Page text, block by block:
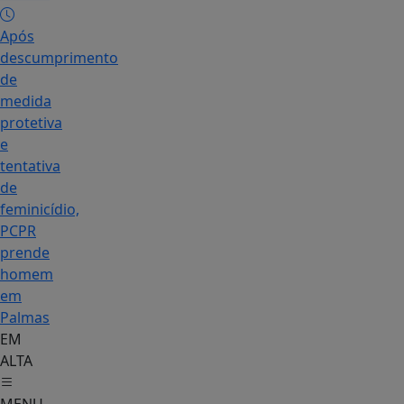
Após
descumprimento
de
medida
protetiva
e
tentativa
de
feminicídio,
PCPR
prende
homem
em
Palmas
EM
ALTA